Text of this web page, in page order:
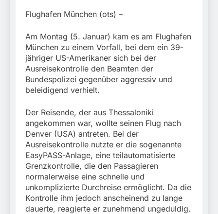
Beinahekollision an
Bahnübergang in Aubing
wegen gefährlichen
Eingriffs in den
Bahnverkehr
5. August 2026
Flughafen München (ots) –
Am Montag (5. Januar) kam es am Flughafen
München zu einem Vorfall, bei dem ein 39-
jähriger US-Amerikaner sich bei der
Ausreisekontrolle den Beamten der
Bundespolizei gegenüber aggressiv und
beleidigend verhielt.
Der Reisende, der aus Thessaloniki
angekommen war, wollte seinen Flug nach
Denver (USA) antreten. Bei der
Ausreisekontrolle nutzte er die sogenannte
EasyPASS-Anlage, eine teilautomatisierte
Grenzkontrolle, die den Passagieren
normalerweise eine schnelle und
unkomplizierte Durchreise ermöglicht. Da die
Kontrolle ihm jedoch anscheinend zu lange
dauerte, reagierte er zunehmend ungeduldig.